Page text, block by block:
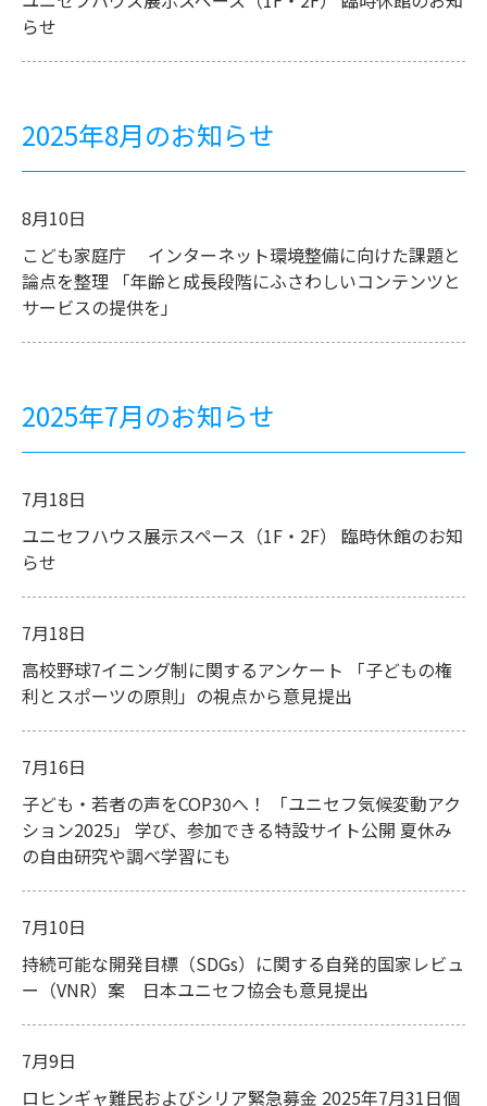
らせ
2025年8月のお知らせ
8月10日
こども家庭庁 インターネット環境整備に向けた課題と
論点を整理 「年齢と成長段階にふさわしいコンテンツと
サービスの提供を」
2025年7月のお知らせ
7月18日
ユニセフハウス展示スペース（1F・2F） 臨時休館のお知
らせ
7月18日
高校野球7イニング制に関するアンケート 「子どもの権
利とスポーツの原則」の視点から意見提出
7月16日
子ども・若者の声をCOP30へ！ 「ユニセフ気候変動アク
ション2025」 学び、参加できる特設サイト公開 夏休み
の自由研究や調べ学習にも
7月10日
持続可能な開発目標（SDGs）に関する自発的国家レビュ
ー（VNR）案 日本ユニセフ協会も意見提出
7月9日
ロヒンギャ難民およびシリア緊急募金 2025年7月31日個